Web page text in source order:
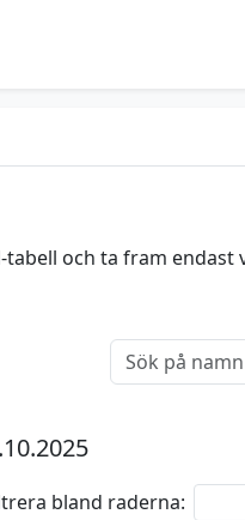
och ta fram
bland raderna: